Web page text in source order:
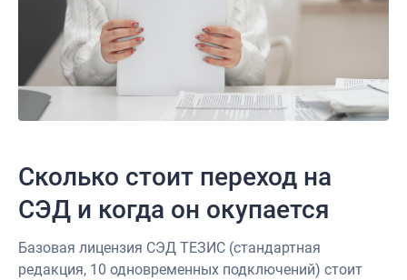
Сколько стоит переход на
СЭД и когда он окупается
Базовая лицензия СЭД ТЕЗИС (стандартная
редакция, 10 одновременных подключений) стоит